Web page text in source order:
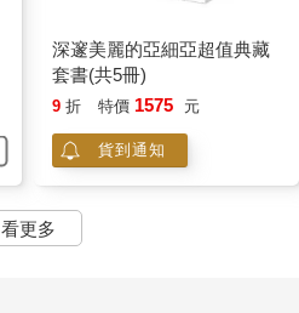
深邃美麗的亞細亞超值典藏
套書(共5冊)
9 折 特價 1575 元
貨到通知
看更多